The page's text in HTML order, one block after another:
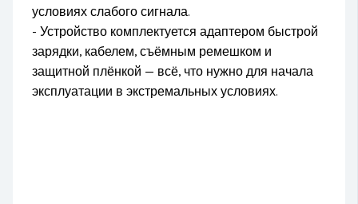
условиях слабого сигнала.
- Устройство комплектуется адаптером быстрой
зарядки, кабелем, съёмным ремешком и
защитной плёнкой — всё, что нужно для начала
эксплуатации в экстремальных условиях.